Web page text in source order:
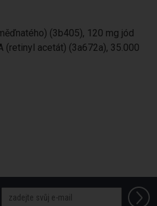
(3b405), 120 mg jód
(retinyl acetát) (3a672a), 35.000